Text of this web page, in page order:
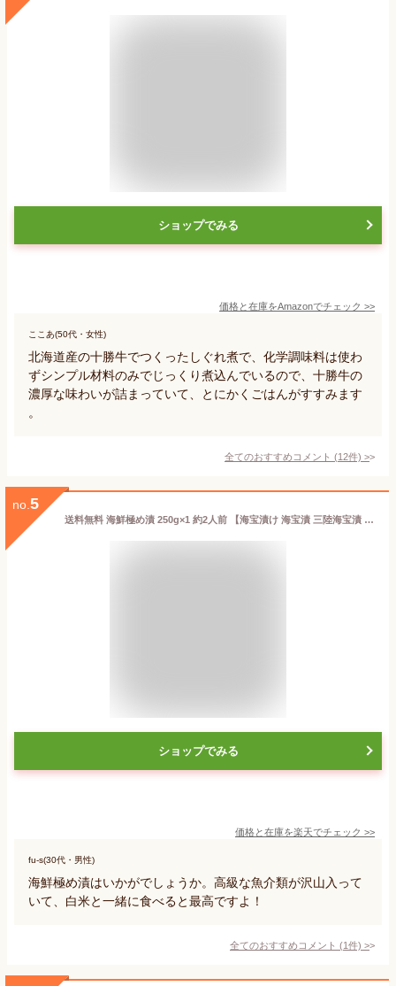
ショップでみる
価格と在庫をAmazonでチェック >>
ここあ(50代・女性)
北海道産の十勝牛でつくったしぐれ煮で、化学調味料は使わ
ずシンプル材料のみでじっくり煮込んでいるので、十勝牛の
濃厚な味わいが詰まっていて、とにかくごはんがすすみます
。
全てのおすすめコメント (12件) >
no. 5
送料無料 海鮮極め漬 250g×1 約2人前 【海宝漬け 海宝漬 三陸海宝漬 海鮮丼 海鮮爆弾 海鮮惣菜 ほたて いくら アワビ ウニ ズワイガニ 数の子 すき昆布 がごめ昆布 豊洲市場 ご飯の共 おつまみ 寿司 海鮮ちらし 刺身 おせち ギフト】rn
ショップでみる
価格と在庫を楽天でチェック >>
fu-s(30代・男性)
海鮮極め漬はいかがでしょうか。高級な魚介類が沢山入って
いて、白米と一緒に食べると最高ですよ！
全てのおすすめコメント (1件) >